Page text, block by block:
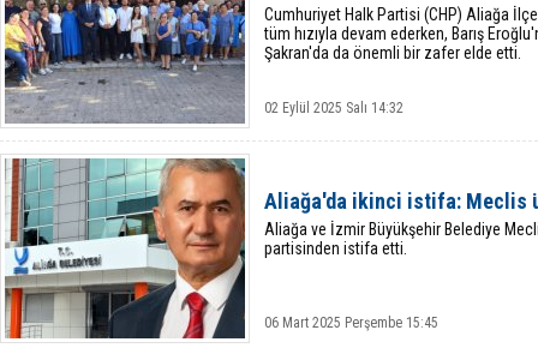
Cumhuriyet Halk Partisi (CHP) Aliağa
tüm hızıyla devam ederken, Barış
Şakran'da da önemli bir zafer elde etti.
02 Eylül 2025 Salı 14:32
Aliağa'da ikinci istifa: Meclis
Aliağa ve İzmir Büyükşehir Belediye
partisinden istifa etti.
06 Mart 2025 Perşembe 15:45